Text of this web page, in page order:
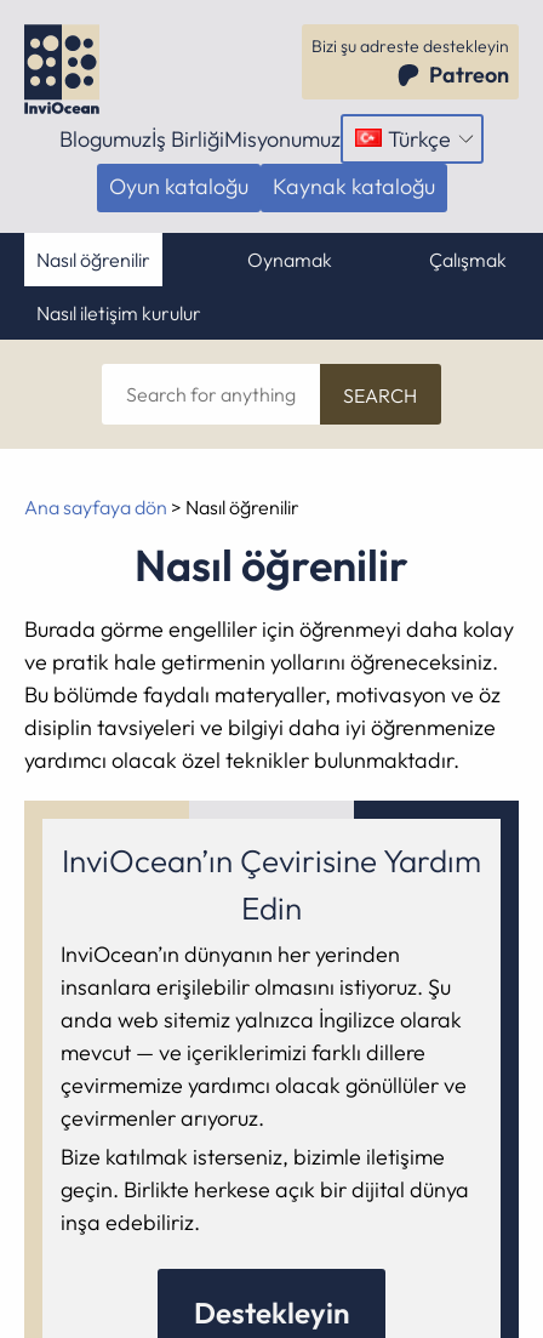
Bizi şu adreste destekleyin
Patreon
Blogumuzİş BirliğiMisyonumuz Türkçe
Menüyü
aç
Oyun kataloğu Kaynak kataloğu
Nasıl öğrenilir Oynamak Çalışmak
Nasıl iletişim kurulur
Search
for
Ana sayfaya dön > Nasıl öğrenilir
Nasıl öğrenilir
Burada görme engelliler için öğrenmeyi daha kolay
ve pratik hale getirmenin yollarını öğreneceksiniz.
Bu bölümde faydalı materyaller, motivasyon ve öz
disiplin tavsiyeleri ve bilgiyi daha iyi öğrenmenize
yardımcı olacak özel teknikler bulunmaktadır.
InviOcean’ın Çevirisine Yardım
Edin
InviOcean’ın dünyanın her yerinden
insanlara erişilebilir olmasını istiyoruz. Şu
anda web sitemiz yalnızca İngilizce olarak
mevcut — ve içeriklerimizi farklı dillere
çevirmemize yardımcı olacak gönüllüler ve
çevirmenler arıyoruz.
Bize katılmak isterseniz, bizimle iletişime
geçin. Birlikte herkese açık bir dijital dünya
inşa edebiliriz.
Destekleyin